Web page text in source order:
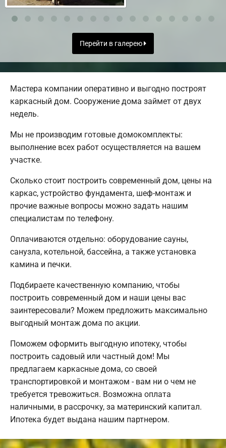
Перейти в галерею
Мастера компании оперативно и выгодно построят
каркасный дом. Сооружение дома займет от двух
недель.
Мы не производим готовые домокомплекты:
выполнение всех работ осуществляется на вашем
участке.
Сколько стоит построить современный дом, цены на
каркас, устройство фундамента, шеф-монтаж и
прочие важные вопросы можно задать нашим
специалистам по телефону.
Оплачиваются отдельно: оборудование сауны,
санузла, котельной, бассейна, а также установка
камина и печки.
Подбираете качественную компанию, чтобы
построить современный дом и наши цены вас
заинтересовали? Можем предложить максимально
выгодный монтаж дома по акции.
Поможем оформить выгодную ипотеку, чтобы
построить садовый или частный дом! Мы
предлагаем каркасные дома, со своей
транспортировкой и монтажом - вам ни о чем не
требуется тревожиться. Возможна оплата
наличными, в рассрочку, за материнский капитал.
Ипотека будет выдана нашим партнером.